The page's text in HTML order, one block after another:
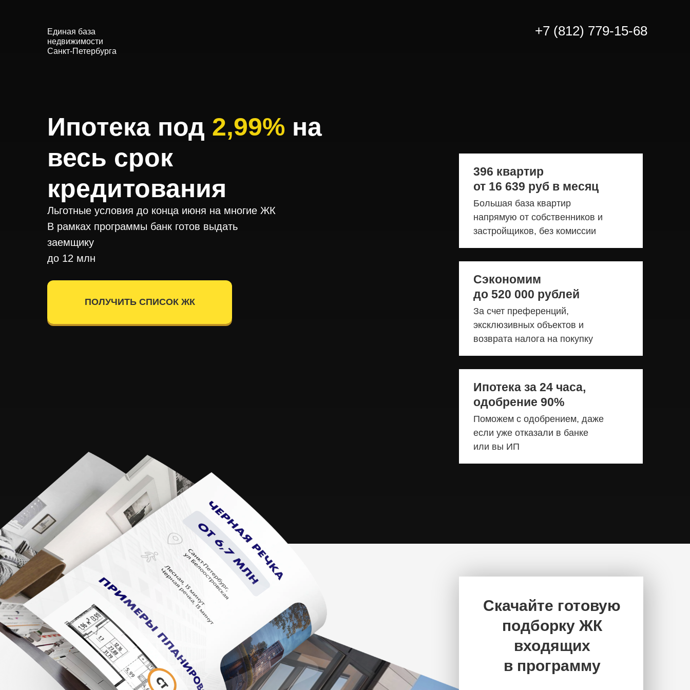
Единая база
недвижимости
Санкт-Петербурга
+7 (812) 779-15-68
Ипотека под 2,99% на
весь срок
кредитования
Льготные условия до конца июня на многие ЖК
В рамках программы банк готов выдать
заемщику
до 12 млн
ПОЛУЧИТЬ СПИСОК ЖК
396 квартир
от 16 639 руб в месяц
Большая база квартир
напрямую от собственников и
застройщиков, без комиссии
Сэкономим
до 520 000 рублей
За счет преференций,
эксклюзивных объектов и
возврата налога на покупку
Ипотека за 24 часа,
одобрение 90%
Поможем с одобрением, даже
если уже отказали в банке
или вы ИП
Скачайте готовую
подборку ЖК
входящих
в программу